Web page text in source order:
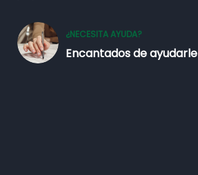
¿NECESITA AYUDA?
Encantados de ayudarle